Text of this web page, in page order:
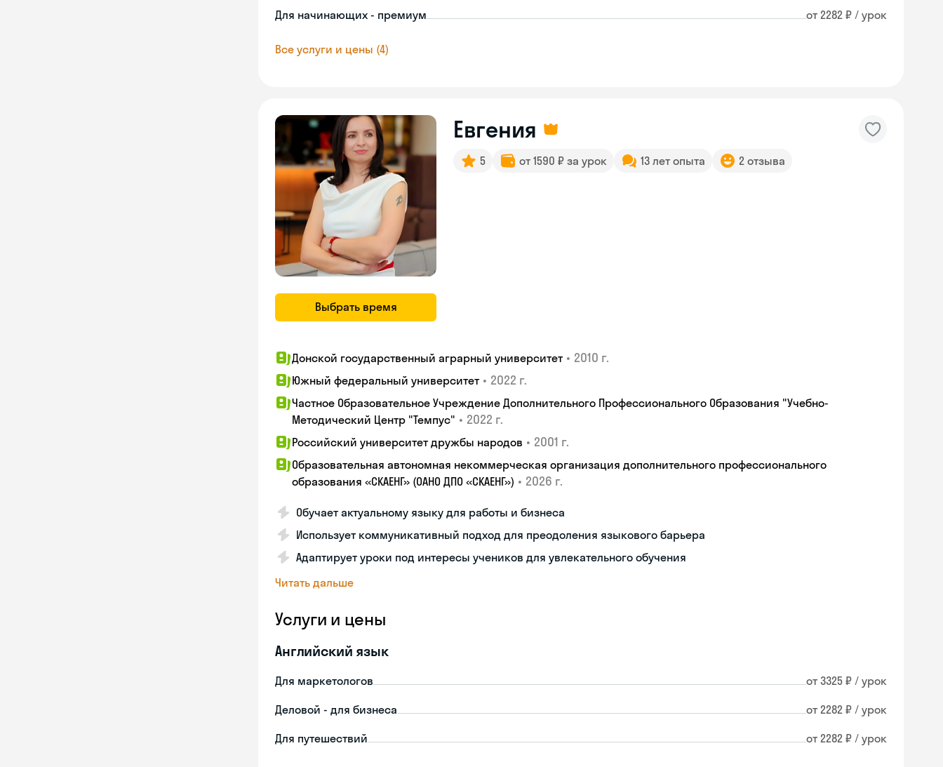
Для начинающих - премиум от 2282 ₽ / урок
Все услуги и цены (4)
Выбрать время
Евгения
5 от 1590 ₽ за урок 13 лет опыта 2 отзыва
Донской государственный аграрный университет • 2010 г.
Южный федеральный университет • 2022 г.
Частное Образовательное Учреждение Дополнительного Профессионального Образования "Учебно-
Методический Центр "Темпус" • 2022 г.
Российский университет дружбы народов • 2001 г.
Образовательная автономная некоммерческая организация дополнительного профессионального
образования «СКАЕНГ» (ОАНО ДПО «СКАЕНГ») • 2026 г.
Обучает актуальному языку для работы и бизнеса
Использует коммуникативный подход для преодоления языкового барьера
Адаптирует уроки под интересы учеников для увлекательного обучения
Читать дальше
Услуги и цены
Английский язык
Для маркетологов от 3325 ₽ / урок
Деловой - для бизнеса от 2282 ₽ / урок
Для путешествий от 2282 ₽ / урок
Skyeng Chat